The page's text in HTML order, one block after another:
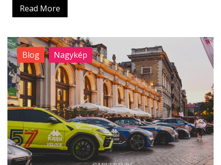
Read More
Blog Nagykép